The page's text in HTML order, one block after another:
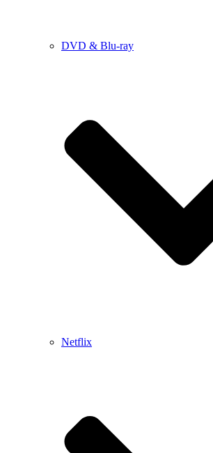
DVD & Blu-ray
Netflix